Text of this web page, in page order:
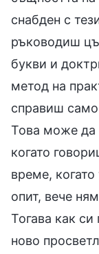
снабден с
ръководиш
букви и
метод на
справиш
Това може да
когато
време,
опит, вече
Тогава как
ново